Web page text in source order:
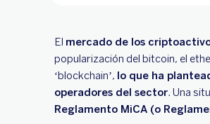
El mercado de los
popularización del bitcoin, el
‘blockchain’, lo que ha
operadores del sector. Una
Reglamento MiCA (o